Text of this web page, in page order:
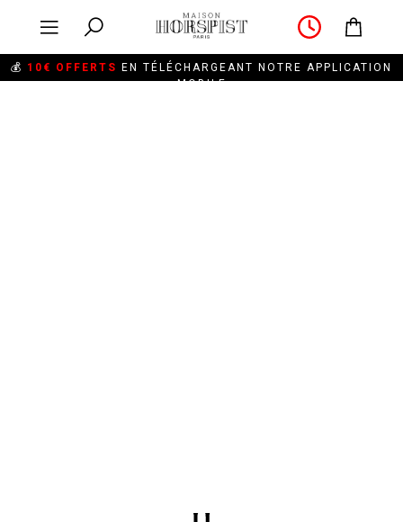
💰 10€ OFFERTS
EN TÉLÉCHARGEANT NOTRE APPLICATION
MOBILE